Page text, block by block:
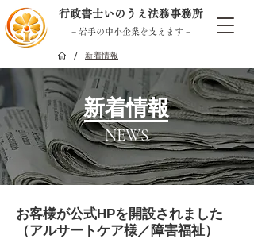
/ 新着情報
行政書士いのうえ法務事務所
− 岩手の中小企業を支えます −
新着情報
NEWS
お客様が公式HPを開設されました
（アルサートケア様／障害福祉）